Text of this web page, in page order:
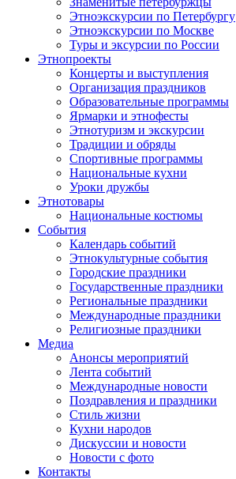
Этноэкскурсии по Петербургу
Этноэкскурсии по Москве
Туры и эксурсии по России
Этнопроекты
Концерты и выступления
Организация праздников
Образовательные программы
Ярмарки и этнофесты
Этнотуризм и экскурсии
Традиции и обряды
Спортивные программы
Национальные кухни
Уроки дружбы
Этнотовары
Национальные костюмы
События
Календарь событий
Этнокультурные события
Городские праздники
Государственные праздники
Региональные праздники
Международные праздники
Религиозные праздники
Медиа
Анонсы мероприятий
Лента событий
Международные новости
Поздравления и праздники
Cтиль жизни
Кухни народов
Дискуссии и новости
Новости с фото
Контакты